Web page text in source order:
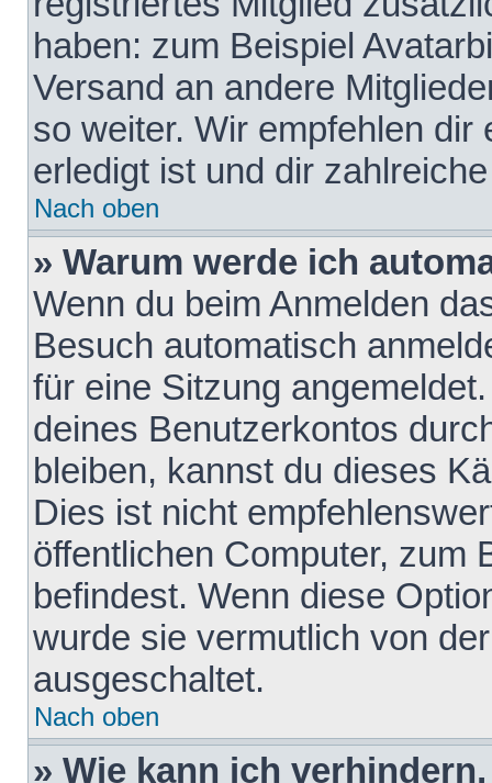
haben: zum Beispiel
Versand an andere
so weiter. Wir empfehlen
erledigt ist und dir
Nach oben
» Warum werde ich
Wenn du beim Anmelden
Besuch automatisch
für eine Sitzung
deines Benutzerkontos
bleiben, kannst du dieses
Dies ist nicht
öffentlichen Computer, zum
befindest. Wenn diese
wurde sie vermutlich von
ausgeschaltet.
Nach oben
» Wie kann ich